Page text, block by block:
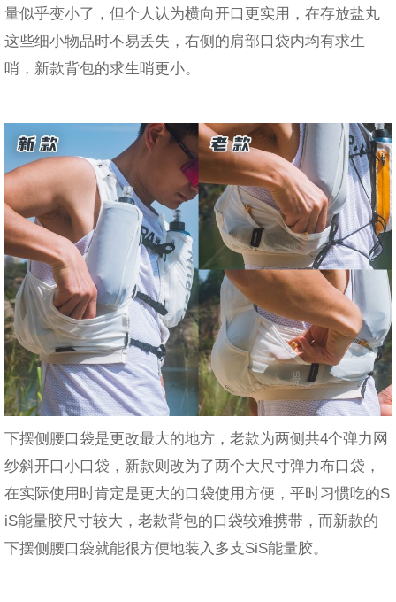
量似乎变小了，但个人认为横向开口更实用，在存放盐丸
这些细小物品时不易丢失，右侧的肩部口袋内均有求生
哨，新款背包的求生哨更小。
下摆侧腰口袋是更改最大的地方，老款为两侧共4个弹力网
纱斜开口小口袋，新款则改为了两个大尺寸弹力布口袋，
在实际使用时肯定是更大的口袋使用方便，平时习惯吃的S
iS能量胶尺寸较大，老款背包的口袋较难携带，而新款的
下摆侧腰口袋就能很方便地装入多支SiS能量胶。